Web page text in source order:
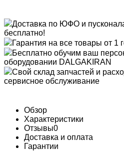
Доставка по ЮФО и
бесплатно!
Гарантия на все товары от 1
Бесплатно обучим ваш
оборудовании DALGAKIRAN
Свой склад запчастей и
сервисное обслуживание
Обзор
Характеристики
Отзывы0
Доставка и оплата
Гарантии